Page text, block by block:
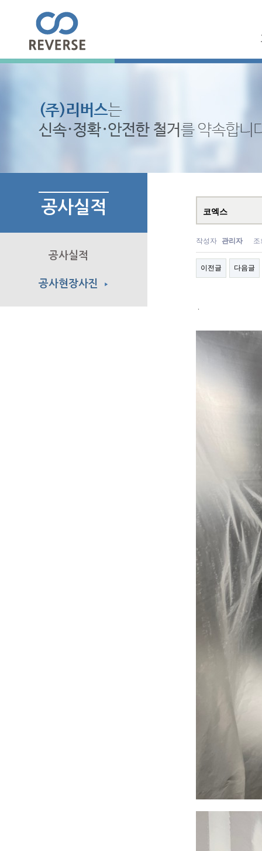
공사실적
공사실적
공사현장사진 ▶
코엑스
작성자 관리자 조
이전글 다음글
.